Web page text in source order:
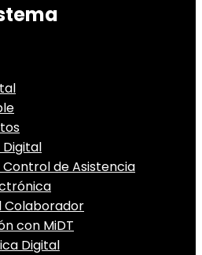
de Asistencia
Colaborador
con MiDT
Digital